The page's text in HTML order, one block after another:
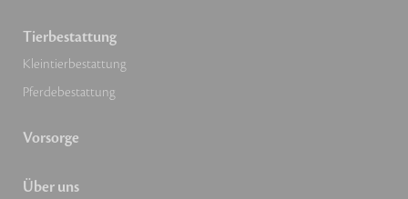
Tierbestattung
Kleintierbestattung
Pferdebestattung
Vorsorge
Über uns